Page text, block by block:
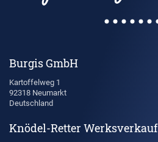
Burgis GmbH
Kartoffelweg 1
92318 Neumarkt
Deutschland
Knödel-Retter Werksverkauf